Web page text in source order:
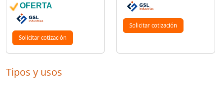
OFERTA
Solicitar cotización
Solicitar cotización
Tipos y usos